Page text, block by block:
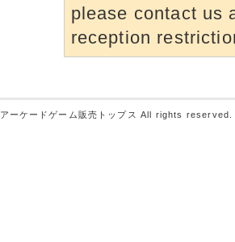
please contact us
reception
アーケードゲーム販売トップス All rights reserved.